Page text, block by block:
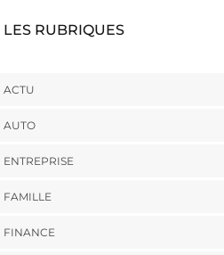
LES RUBRIQUES
ACTU
AUTO
ENTREPRISE
FAMILLE
FINANCE